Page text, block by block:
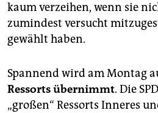
kaum verzeihen, wenn sie
zumindest versucht
gewählt haben.
Spannend wird am Montag
Ressorts übernimmt. Die
„großen“ Ressorts Inneres